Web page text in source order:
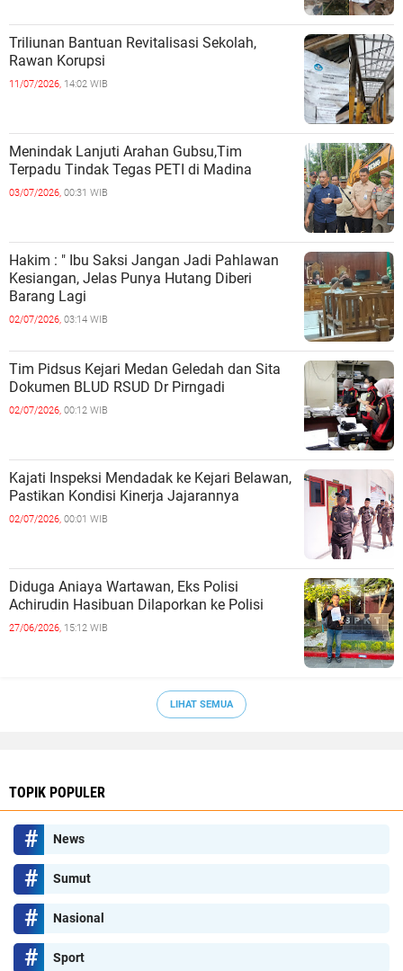
Triliunan Bantuan Revitalisasi Sekolah,
Rawan Korupsi
11/07/2026, 14:02 WIB
Menindak Lanjuti Arahan Gubsu,Tim
Terpadu Tindak Tegas PETI di Madina
03/07/2026, 00:31 WIB
Hakim : " Ibu Saksi Jangan Jadi Pahlawan
Kesiangan, Jelas Punya Hutang Diberi
Barang Lagi
02/07/2026, 03:14 WIB
Tim Pidsus Kejari Medan Geledah dan Sita
Dokumen BLUD RSUD Dr Pirngadi
02/07/2026, 00:12 WIB
Kajati Inspeksi Mendadak ke Kejari Belawan,
Pastikan Kondisi Kinerja Jajarannya
02/07/2026, 00:01 WIB
Diduga Aniaya Wartawan, Eks Polisi
Achirudin Hasibuan Dilaporkan ke Polisi
27/06/2026, 15:12 WIB
LIHAT SEMUA
TOPIK POPULER
News
Sumut
Nasional
Sport